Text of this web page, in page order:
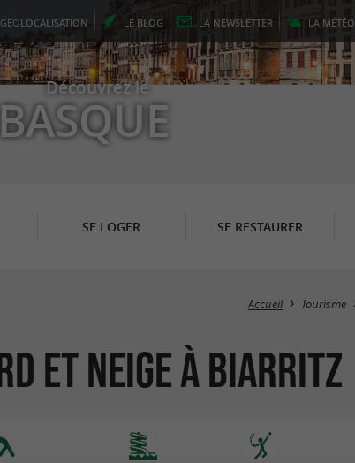
GEOLOCALISATION LE BLOG LA NEWSLETTER LA MÉTÉO
Découvrez le
SE LOGER SE RESTAURER
Accueil Tourisme
et Neige à Biarritz